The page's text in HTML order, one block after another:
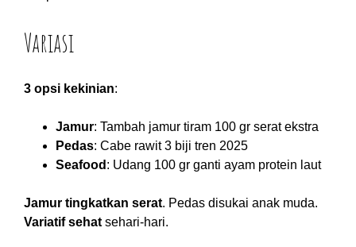
Variasi
3 opsi kekinian:
Jamur: Tambah jamur tiram 100 gr serat ekstra
Pedas: Cabe rawit 3 biji tren 2025
Seafood : Udang 100 gr ganti ayam protein laut
Jamur tingkatkan serat. Pedas disukai anak muda.
Variatif sehat sehari-hari.